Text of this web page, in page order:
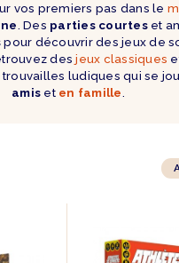
vos premiers pas dans le
. Des parties courteset
pour découvrir des jeux de
desjeux classiques
ludiques qui se
amis et en famille